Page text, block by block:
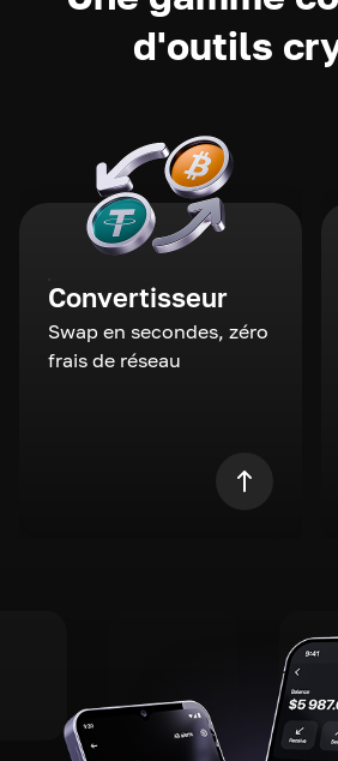
d'outils
Convertisseur
Swap en secondes, zéro
frais de réseau